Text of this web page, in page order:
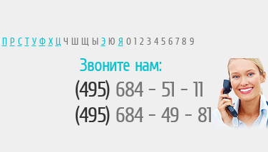
П Р С Т У Ф Х ЦЧ Ш Щ Ы ЭЮ Я 0 1 2 3 4 5 6 7 8 9
Звоните нам:
(495) 684 - 51 - 11
(495) 684 - 49 - 81